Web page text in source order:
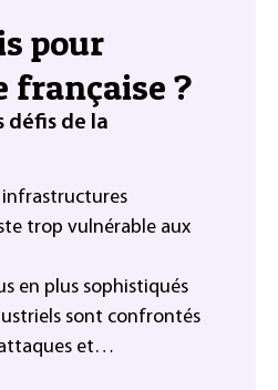
pour
française ?
défis de la
infrastructures
trop vulnérable aux
en plus sophistiqués
sont confrontés
et…